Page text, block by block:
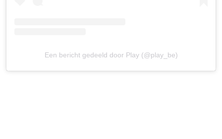
Een bericht gedeeld door Play (@play_be)